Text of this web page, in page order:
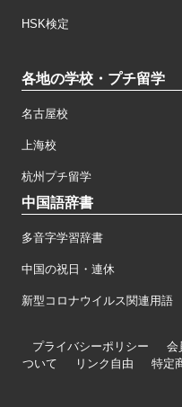
HSK検定
各地の学校・プチ留学
名古屋校
上海校
杭州プチ留学
中国語辞書
多音字学習辞書
中国の祝日・連休
新型コロナウイルス関連用語
プライバシーポリシー 会
ついて
リンク自由 特定